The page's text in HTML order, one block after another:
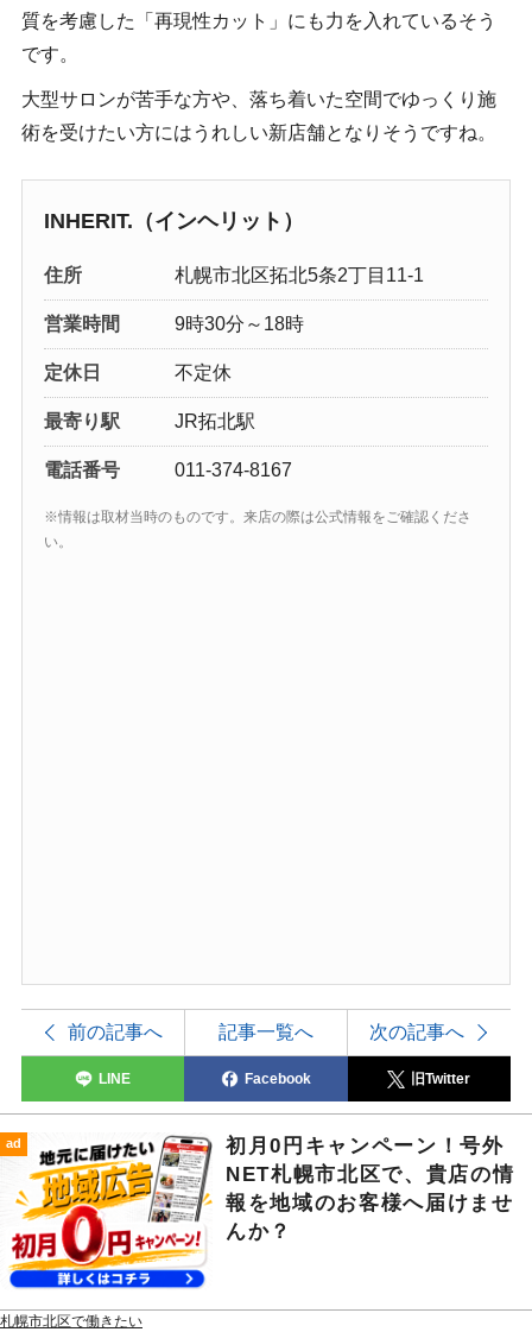
質を考慮した「再現性カット」にも力を入れているそう
です。
大型サロンが苦手な方や、落ち着いた空間でゆっくり施
術を受けたい方にはうれしい新店舗となりそうですね。
INHERIT.（インヘリット）
住所 札幌市北区拓北5条2丁目11-1
営業時間 9時30分～18時
定休日 不定休
最寄り駅 JR拓北駅
電話番号 011-374-8167
※情報は取材当時のものです。来店の際は公式情報をご確認くださ
い。
前の記事へ 記事一覧へ 次の記事へ
LINE Facebook 旧Twitter
ad
初月0円キャンペーン！号外
NET札幌市北区で、貴店の情
報を地域のお客様へ届けませ
んか？
札幌市北区で働きたい